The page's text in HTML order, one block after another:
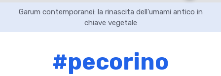
Garum contemporanei: la rinascita dell'umami antico in
chiave vegetale
#pecorino